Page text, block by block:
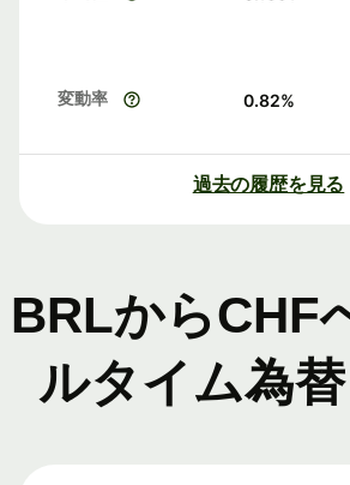
変動率 0.82%
過去の履歴を見る
BRLからCHF
ルタイム為